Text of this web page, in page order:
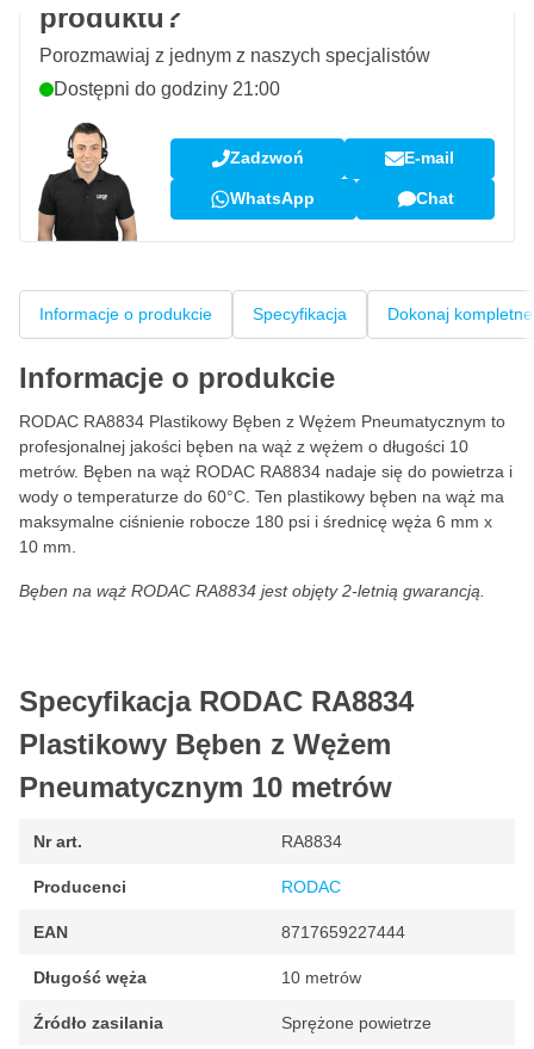
produktu?
Porozmawiaj z jednym z naszych specjalistów
Dostępni do godziny 21:00
Zadzwoń E-mail
WhatsApp Chat
Informacje o produkcie Specyfikacja Dokonaj
Informacje o produkcie
RODAC RA8834 Plastikowy Bęben z Wężem Pneumatycznym to
profesjonalnej jakości bęben na wąż z wężem o długości 10
metrów. Bęben na wąż RODAC RA8834 nadaje się do powietrza i
wody o temperaturze do 60°C. Ten plastikowy bęben na wąż ma
maksymalne ciśnienie robocze 180 psi i średnicę węża 6 mm x
10 mm.
Bęben na wąż RODAC RA8834 jest objęty 2-letnią gwarancją.
Specyfikacja RODAC RA8834
Plastikowy Bęben z Wężem
Pneumatycznym 10 metrów
Nr art. RA8834
Producenci RODAC
EAN 8717659227444
Długość węża 10 metrów
Źródło zasilania Sprężone powietrze